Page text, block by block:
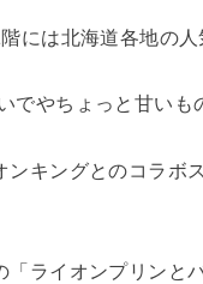
には北海道各地の
でやちょっと甘いも
ンキングとのコラボ
「ライオンプリンと